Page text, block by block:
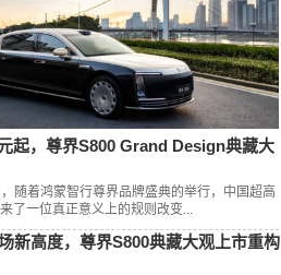
起，尊界S800 Grand Design典藏大
随着鸿蒙智行尊界品牌盛典的举行，中国超高
了一位真正意义上的规则改变...
新高度，尊界S800典藏大观上市重构